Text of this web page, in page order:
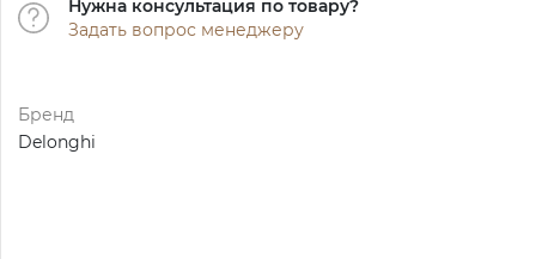
Нужна консультация по товару?
Задать вопрос менеджеру
Бренд
Delonghi